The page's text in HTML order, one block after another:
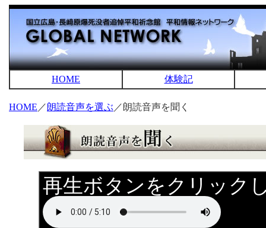
HOME 体験記
HOME ／朗読音声を選ぶ ／朗読音声を聞く
再生ボタンをクリック